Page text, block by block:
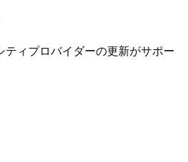
ィプロバイダーの更新がサポー